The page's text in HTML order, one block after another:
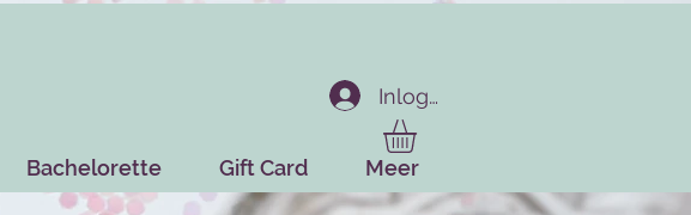
Inloggen
Bachelorette Gift Card Meer